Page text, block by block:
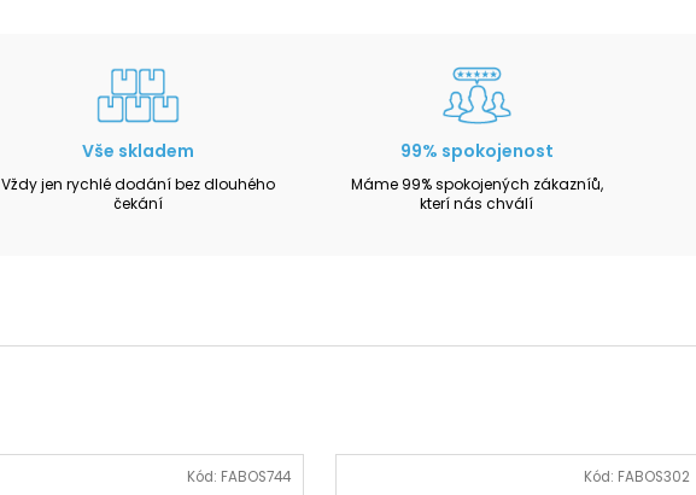
Vše skladem
Vždy jen rychlé dodání bez dlouhého
čekání
99% spokojenost
Máme 99% spokojených zákazníů,
kterí nás chválí
Kód: FABOS744 Kód: FABOS302